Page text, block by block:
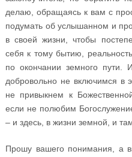
делаю, обращаясь к вам с
подумать об услышанном и
в своей жизни, чтобы
себя к тому бытию,
по окончании земного пути.
добровольно не включимся в
не привыкнем к
если не полюбим
– и здесь, в жизни земной, и
Прошу вашего понимания, а